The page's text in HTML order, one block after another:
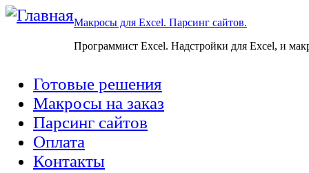
Макросы для Excel. Парсинг сайтов.
Программист Excel. Надстройки для Excel, и
Готовые решения
Макросы на заказ
Парсинг сайтов
Оплата
Контакты